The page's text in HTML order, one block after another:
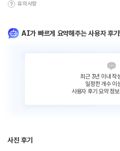
유의사항
AI가 빠르게 요약해주는 사용자 후기!
최근 3년 이내 작
일정한 개수 이
사용자 후기 요약 정
사진 후기